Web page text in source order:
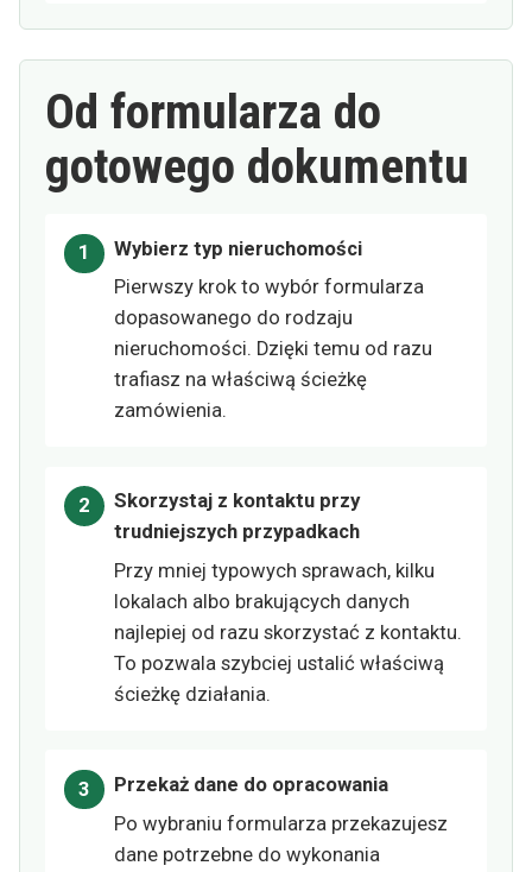
Od formularza do
gotowego dokumentu
Wybierz typ nieruchomości
Pierwszy krok to wybór formularza
dopasowanego do rodzaju
nieruchomości. Dzięki temu od razu
trafiasz na właściwą ścieżkę
zamówienia.
Skorzystaj z kontaktu przy
trudniejszych przypadkach
Przy mniej typowych sprawach, kilku
lokalach albo brakujących danych
najlepiej od razu skorzystać z kontaktu.
To pozwala szybciej ustalić właściwą
ścieżkę działania.
Przekaż dane do opracowania
Po wybraniu formularza przekazujesz
dane potrzebne do wykonania